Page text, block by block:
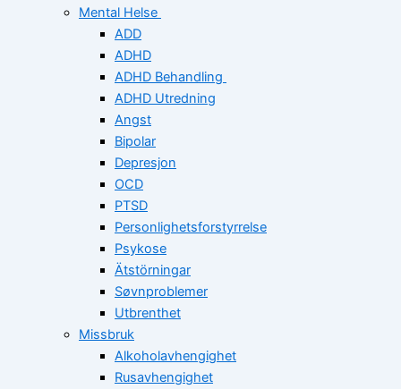
Mental Helse
ADD
ADHD
ADHD Behandling
ADHD Utredning
Angst
Bipolar
Depresjon
OCD
PTSD
Personlighetsforstyrrelse
Psykose
Ätstörningar
Søvnproblemer
Utbrenthet
Missbruk
Alkoholavhengighet
Rusavhengighet